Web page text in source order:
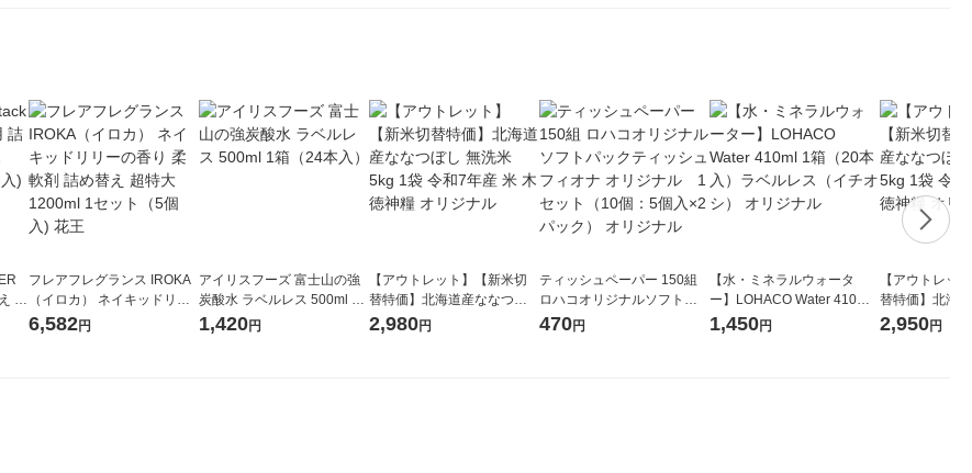
メ
フレアフレグランス IROKA
（イロカ） ネイキッドリリ
ーの香り 柔軟剤 詰め替え 超
6,582円
アイリスフーズ 富士山の強
炭酸水 ラベルレス 500ml 1
箱（24本入）
1,420円
【アウトレット】【新米切
替特価】北海道産ななつぼ
し 無洗米 5kg 1袋 令和7年産
2,980円
ティッシュペーパー 150組
ロハコオリジナルソフトパ
ックティッシュ フィオナ オ
470円
【水・ミネラルウォータ
ー】LOHACO Water 410ml
1箱（20本入）ラベルレス
1,450円
【アウトレッ
替特価】北海
し 精白米 5kg
2,950円